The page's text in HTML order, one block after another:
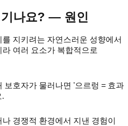
나요? — 원인
지키려는 자연스러운 성향에서
여러 요소가 복합적으로
보호자가 물러나면 '으르렁 = 효과
.
경쟁적 환경에서 지낸 경험이